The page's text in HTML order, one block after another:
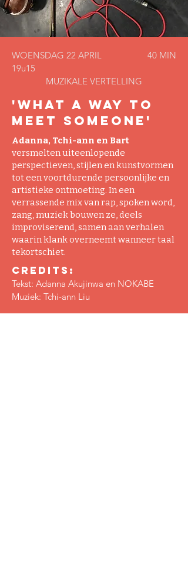
WOENSDAG 22 APRIL
​19u15
40 MIN
MUZIKALE VERTELLING
'WHAT A WAY TO
MEET SOMEONE'
Adanna, Tchi-ann en Bart
versmelten uiteenlopende
perspectieven, stijlen en kunstvormen
tot een voortdurende persoonlijke en
artistieke ontmoeting. In een
verrassende mix van rap, spoken word,
zang, muziek bouwen ze, deels
improviserend, samen aan verhalen
waarin klank overneemt wanneer taal
tekortschiet.
Credits:
Tekst: Adanna Akujinwa en NOKABE
Muziek: Tchi-ann Liu